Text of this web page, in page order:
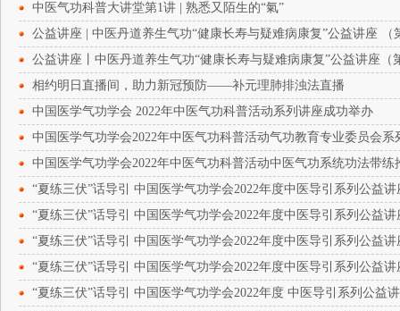
中医气功科普大讲堂第1讲 | 熟悉又陌生的“氣”
公益讲座 | 中医丹道养生气功“健康长寿与疑难病康复”公益讲座 （
公益讲座丨中医丹道养生气功“健康长寿与疑难病康复”公益讲座（
相约明日直播间，助力新冠预防——补元理肺排浊法直播
中国医学气功学会 2022年中医气功科普活动系列讲座成功举办
中国医学气功学会2022年中医气功科普活动气功教育专业委员会系
中国医学气功学会2022年中医气功科普活动中医气功系统功法带练
“夏练三伏”话导引 中国医学气功学会2022年度中医导引系列公益
“夏练三伏”话导引 中国医学气功学会2022年度中医导引系列公益
“夏练三伏”话导引 中国医学气功学会2022年度中医导引系列公益
“夏练三伏”话导引 中国医学气功学会2022年度中医导引系列公益
“夏练三伏”话导引 中国医学气功学会2022年度 中医导引系列公益